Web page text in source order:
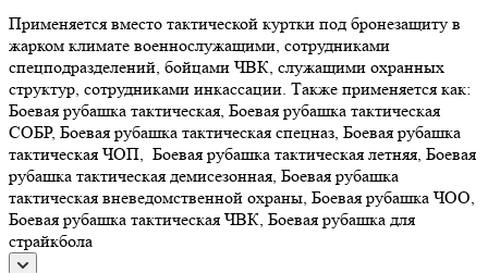
Применяется вместо тактической куртки под бронезащиту в
жарком климате военнослужащими, сотрудниками
спецподразделений, бойцами ЧВК, служащими охранных
структур, сотрудниками инкассации. Также применяется как:
Боевая рубашка тактическая, Боевая рубашка тактическая
СОБР, Боевая рубашка тактическая спецназ, Боевая рубашка
тактическая ЧОП, Боевая рубашка тактическая летняя, Боевая
рубашка тактическая демисезонная, Боевая рубашка
тактическая вневедомственной охраны, Боевая рубашка ЧОО,
Боевая рубашка тактическая ЧВК, Боевая рубашка для
страйкбола